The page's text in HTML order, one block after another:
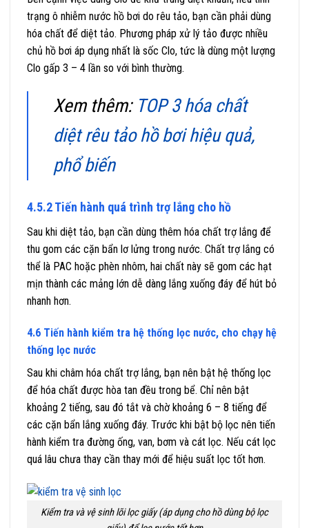
trạng ô nhiễm nước hồ bơi do rêu tảo, bạn cần phải dùng
hóa chất để diệt tảo. Phương pháp xử lý tảo được nhiều
chủ hồ bơi áp dụng nhất là sốc Clo, tức là dùng một lượng
Clo gấp 3 – 4 lần so với bình thường.
Xem thêm: TOP 3 hóa chất
diệt rêu tảo hồ bơi hiệu quả,
phổ biến
4.5.2 Tiến hành quá trình trợ lắng cho hồ
Sau khi diệt tảo, bạn cần dùng thêm hóa chất trợ lắng để
thu gom các cặn bẩn lơ lửng trong nước. Chất trợ lắng có
thể là PAC hoặc phèn nhôm, hai chất này sẽ gom các hạt
mịn thành các mảng lớn dễ dàng lắng xuống đáy để hút bỏ
nhanh hơn.
4.6 Tiến hành kiểm tra hệ thống lọc nước, cho chạy hệ
thống lọc nước
Sau khi châm hóa chất trợ lắng, bạn nên bật hệ thống lọc
để hóa chất được hòa tan đều trong bể. Chỉ nên bật
khoảng 2 tiếng, sau đó tắt và chờ khoảng 6 – 8 tiếng để
các cặn bẩn lắng xuống đáy. Trước khi bật bộ lọc nên tiến
hành kiểm tra đường ống, van, bơm và cát lọc. Nếu cát lọc
quá lâu chưa thay cần thay mới để hiệu suất lọc tốt hơn.
Kiểm tra và vệ sinh lõi lọc giấy (áp dụng cho hồ dùng bộ lọc